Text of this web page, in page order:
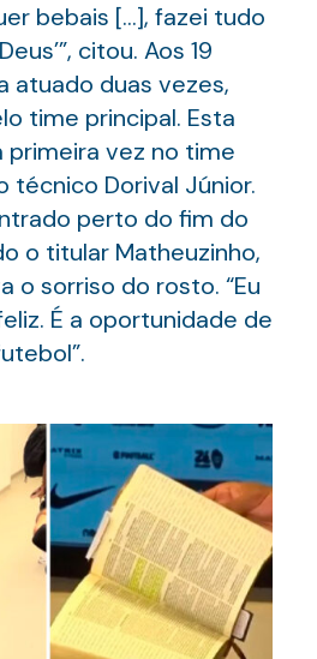
bebais […], fazei tudo
citou. Aos 19
atuado duas vezes,
time principal. Esta
primeira vez no time
técnico Dorival Júnior.
perto do fim do
o titular Matheuzinho,
o sorriso do rosto. “Eu
É a oportunidade de